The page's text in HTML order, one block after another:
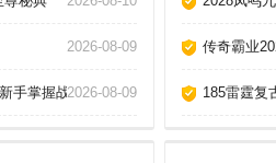
2026-08-09
手掌握战士烈火剑法？
2026-08-09
传奇霸业
185雷霆复